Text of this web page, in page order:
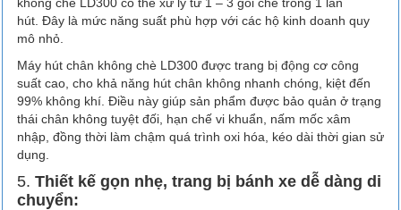
hút. Đây là mức năng suất phù hợp với các hộ kinh doanh quy
mô nhỏ.
Máy hút chân không chè LD300 được trang bị động cơ công
suất cao, cho khả năng hút chân không nhanh chóng, kiệt đến
99% không khí. Điều này giúp sản phẩm được bảo quản ở trạng
thái chân không tuyệt đối, hạn chế vi khuẩn, nấm mốc xâm
nhập, đồng thời làm chậm quá trình oxi hóa, kéo dài thời gian sử
dụng.
5. Thiết kế gọn nhẹ, trang bị bánh xe dễ dàng di
chuyển: